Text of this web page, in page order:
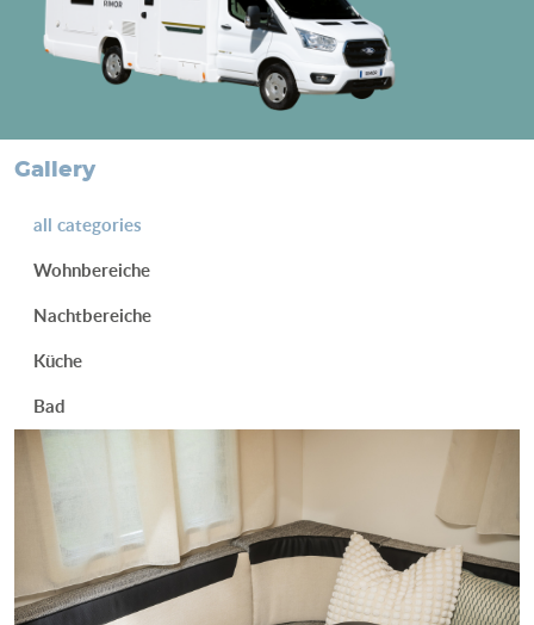
Gallery
all categories
Wohnbereiche
Nachtbereiche
Küche
Bad